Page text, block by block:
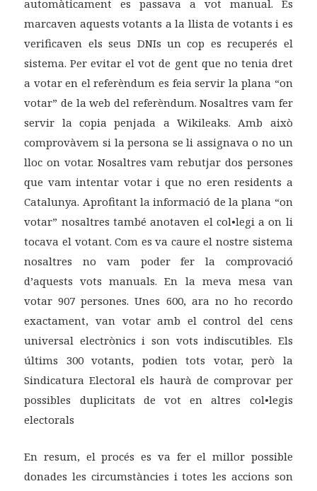
automàticament es passava a vot manual. Es
marcaven aquests votants a la llista de votants i es
verificaven els seus DNIs un cop es recuperés el
sistema. Per evitar el vot de gent que no tenia dret
a votar en el referèndum es feia servir la plana “on
votar” de la web del referèndum. Nosaltres vam fer
servir la copia penjada a Wikileaks. Amb això
comprovàvem si la persona se li assignava o no un
lloc on votar. Nosaltres vam rebutjar dos persones
que vam intentar votar i que no eren residents a
Catalunya. Aprofitant la informació de la plana “on
votar” nosaltres també anotaven el col•legi a on li
tocava el votant. Com es va caure el nostre sistema
nosaltres no vam poder fer la comprovació
d’aquests vots manuals. En la meva mesa van
votar 907 persones. Unes 600, ara no ho recordo
exactament, van votar amb el control del cens
universal electrònics i son vots indiscutibles. Els
últims 300 votants, podien tots votar, però la
Sindicatura Electoral els haurà de comprovar per
possibles duplicitats de vot en altres col•legis
electorals
En resum, el procés es va fer el millor possible
donades les circumstàncies i totes les accions son